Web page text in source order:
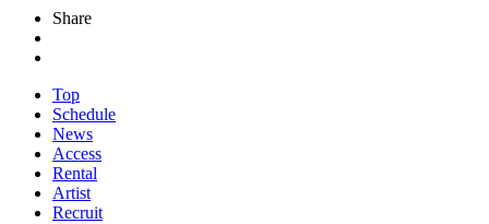
Share
Top
Schedule
News
Access
Rental
Artist
Recruit